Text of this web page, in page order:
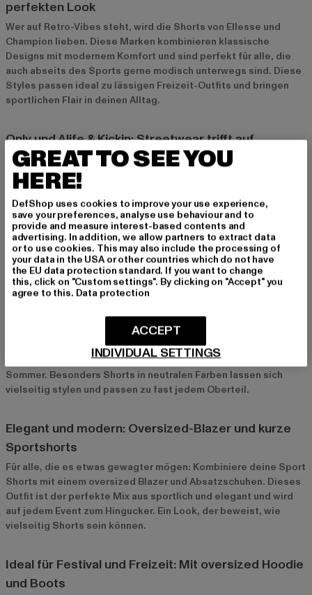
perfekten Look
Wer auf Retro-Vibes steht, wird die Shorts von Ellesse und
Champion lieben. Diese Marken kombinieren klassische
Designs mit modernem Komfort und sind perfekt für alle, die
auch abseits des Sports gerne modisch unterwegs sind. Diese
Styles passen ideal zu lässigen Freizeit-Outfits und bringen
sportlichen Flair in deinen Alltag.
Only und Alife & Kickin: Streetwear trifft auf
Sportmode
Für alle Streetwear-Fans bieten Marken wie Only und Alife &
Kickin sportliche Shorts, die sich ideal im Alltag kombinieren
lassen. Diese Modelle sehen nicht nur stylish aus, sondern
bieten dir auch die Funktionalität, die du im Alltag und beim
Training benötigst. Mit den richtigen Sneakers und einem Crop-
Top bist du immer perfekt gestylt.
Styling-Tipps: Sport Shorts auch im Alltag tragen
Sport Shorts lassen sich auch außerhalb des Gyms super
tragen. Kombiniere sie mit einem Crop Top und coolen
Sneakers, und schon hast du ein lässiges Outfit für den
Sommer. Besonders Shorts in neutralen Farben lassen sich
vielseitig stylen und passen zu fast jedem Oberteil.
Elegant und modern: Oversized-Blazer und kurze
Sportshorts
Für alle, die es etwas gewagter mögen: Kombiniere deine Sport
Shorts mit einem oversized Blazer und Absatzschuhen. Dieses
Outfit ist der perfekte Mix aus sportlich und elegant und wird
auf jedem Event zum Hingucker. Ein Look, der beweist, wie
vielseitig Shorts sein können.
Ideal für Festival und Freizeit: Mit oversized Hoodie
und Boots
GREAT TO SEE YOU
HERE!
DefShop uses cookies to improve your use experience,
save your preferences, analyse use behaviour and to
provide and measure interest-based contents and
advertising. In addition, we allow partners to extract data
or to use cookies. This may also include the processing of
your data in the USA or other countries which do not have
the EU data protection standard. If you want to change
this, click on "Custom settings". By clicking on "Accept" you
agree to this. Data protection
INDIVIDUAL SETTINGS
ACCEPT